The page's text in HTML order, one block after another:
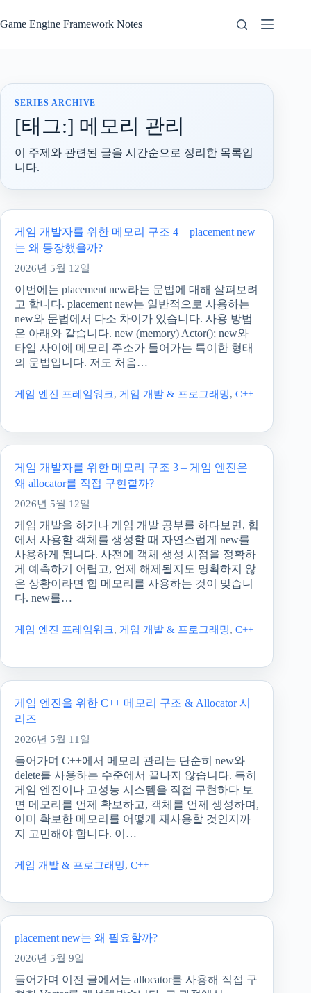
문
뛰
Game Engine Framework Notes
SERIES ARCHIVE
[태그:] 메모리 관리
이 주제와 관련된 글을 시간순으로 정리한 목록입
니다.
게임 개발자를 위한 메모리 구조 4 – placement new
는 왜 등장했을까?
2026년 5월 12일
이번에는 placement new라는 문법에 대해 살펴보려
고 합니다. placement new는 일반적으로 사용하는
new와 문법에서 다소 차이가 있습니다. 사용 방법
은 아래와 같습니다. new (memory) Actor(); new와
타입 사이에 메모리 주소가 들어가는 특이한 형태
의 문법입니다. 저도 처음…
게임 엔진 프레임워크, 게임 개발 & 프로그래밍, C++
게임 개발자를 위한 메모리 구조 3 – 게임 엔진은
왜 allocator를 직접 구현할까?
2026년 5월 12일
게임 개발을 하거나 게임 개발 공부를 하다보면, 힙
에서 사용할 객체를 생성할 때 자연스럽게 new를
사용하게 됩니다. 사전에 객체 생성 시점을 정확하
게 예측하기 어렵고, 언제 해제될지도 명확하지 않
은 상황이라면 힙 메모리를 사용하는 것이 맞습니
다. new를…
게임 엔진 프레임워크, 게임 개발 & 프로그래밍, C++
게임 엔진을 위한 C++ 메모리 구조 & Allocator 시
리즈
2026년 5월 11일
들어가며 C++에서 메모리 관리는 단순히 new와
delete를 사용하는 수준에서 끝나지 않습니다. 특히
게임 엔진이나 고성능 시스템을 직접 구현하다 보
면 메모리를 언제 확보하고, 객체를 언제 생성하며,
이미 확보한 메모리를 어떻게 재사용할 것인지까
지 고민해야 합니다. 이…
게임 개발 & 프로그래밍, C++
placement new는 왜 필요할까?
2026년 5월 9일
들어가며 이전 글에서는 allocator를 사용해 직접 구